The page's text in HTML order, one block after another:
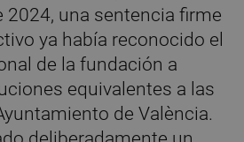
2024, una sentencia firme
ya había reconocido el
de la fundación a
equivalentes a las
de València.